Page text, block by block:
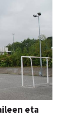
eta